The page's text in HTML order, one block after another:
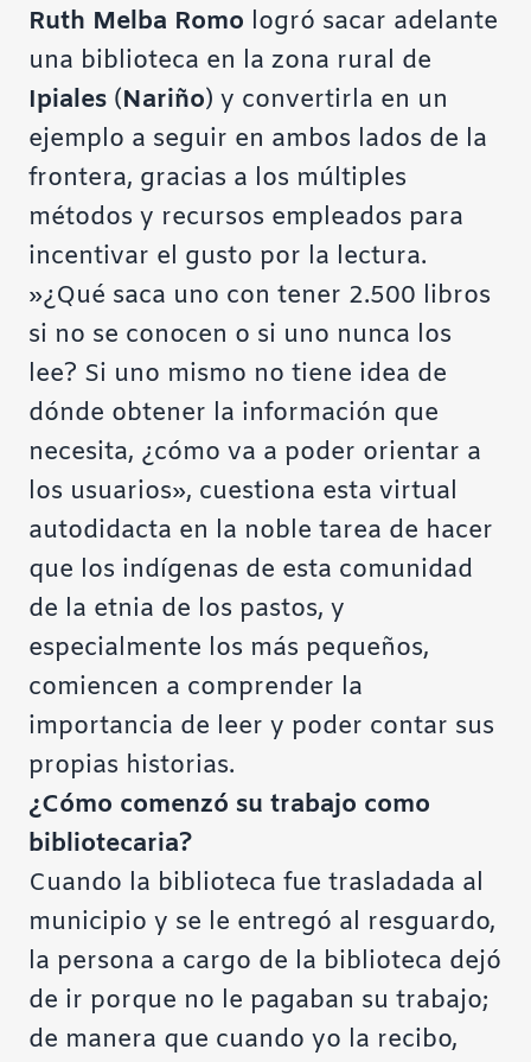
Ruth Melba Romo logró sacar adelante
una biblioteca en la zona rural de
Ipiales (Nariño) y convertirla en un
ejemplo a seguir en ambos lados de la
frontera, gracias a los múltiples
métodos y recursos empleados para
incentivar el gusto por la lectura.
»¿Qué saca uno con tener 2.500 libros
si no se conocen o si uno nunca los
lee? Si uno mismo no tiene idea de
dónde obtener la información que
necesita, ¿cómo va a poder orientar a
los usuarios», cuestiona esta virtual
autodidacta en la noble tarea de hacer
que los indígenas de esta comunidad
de la etnia de los pastos, y
especialmente los más pequeños,
comiencen a comprender la
importancia de leer y poder contar sus
propias historias.
¿Cómo comenzó su trabajo como
bibliotecaria?
Cuando la biblioteca fue trasladada al
municipio y se le entregó al resguardo,
la persona a cargo de la biblioteca dejó
de ir porque no le pagaban su trabajo;
de manera que cuando yo la recibo,